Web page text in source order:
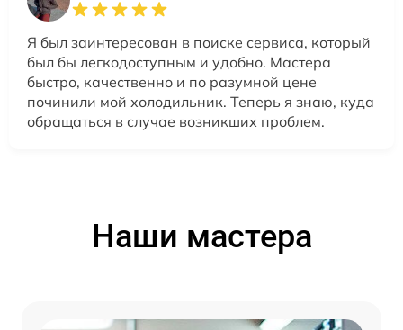
Я был заинтересован в поиске сервиса, который
был бы легкодоступным и удобно. Мастера
быстро, качественно и по разумной цене
починили мой холодильник. Теперь я знаю, куда
обращаться в случае возникших проблем.
Наши мастера